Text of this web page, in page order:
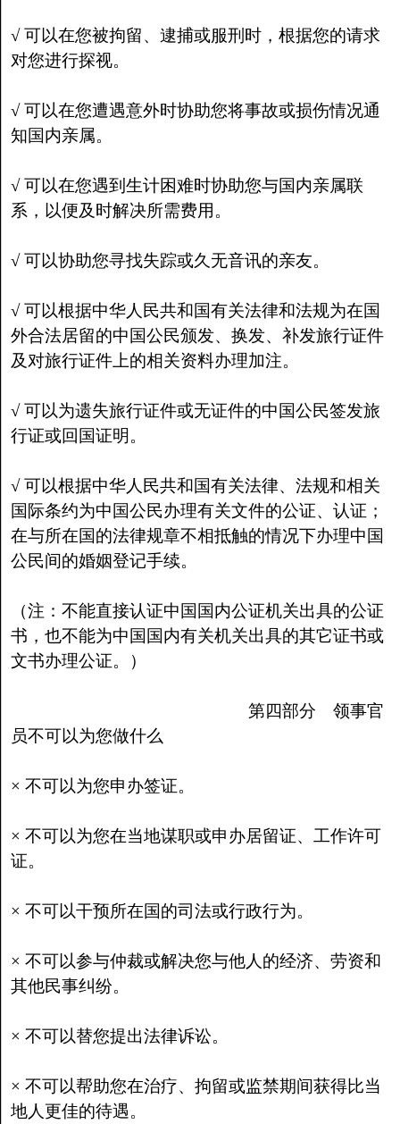
√ 可以在您被拘留、逮捕或服刑时，根据您的请求
对您进行探视。
√ 可以在您遭遇意外时协助您将事故或损伤情况通
知国内亲属。
√ 可以在您遇到生计困难时协助您与国内亲属联
系，以便及时解决所需费用。
√ 可以协助您寻找失踪或久无音讯的亲友。
√ 可以根据中华人民共和国有关法律和法规为在国
外合法居留的中国公民颁发、换发、补发旅行证件
及对旅行证件上的相关资料办理加注。
√ 可以为遗失旅行证件或无证件的中国公民签发旅
行证或回国证明。
√ 可以根据中华人民共和国有关法律、法规和相关
国际条约为中国公民办理有关文件的公证、认证；
在与所在国的法律规章不相抵触的情况下办理中国
公民间的婚姻登记手续。
（注：不能直接认证中国国内公证机关出具的公证
书，也不能为中国国内有关机关出具的其它证书或
文书办理公证。）
第四部分 领事官
员不可以为您做什么
× 不可以为您申办签证。
× 不可以为您在当地谋职或申办居留证、工作许可
证。
× 不可以干预所在国的司法或行政行为。
× 不可以参与仲裁或解决您与他人的经济、劳资和
其他民事纠纷。
× 不可以替您提出法律诉讼。
× 不可以帮助您在治疗、拘留或监禁期间获得比当
地人更佳的待遇。